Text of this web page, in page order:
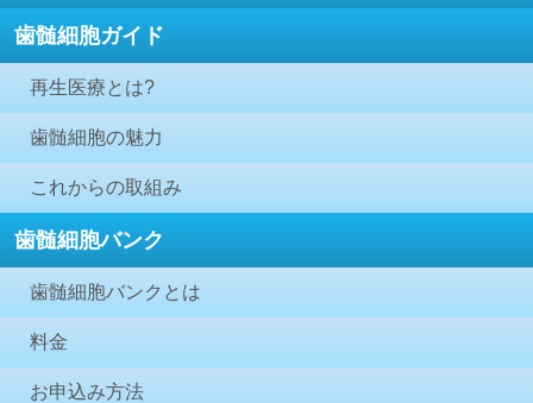
歯髄細胞ガイド
再生医療とは?
歯髄細胞の魅力
これからの取組み
歯髄細胞バンク
歯髄細胞バンクとは
料金
お申込み方法